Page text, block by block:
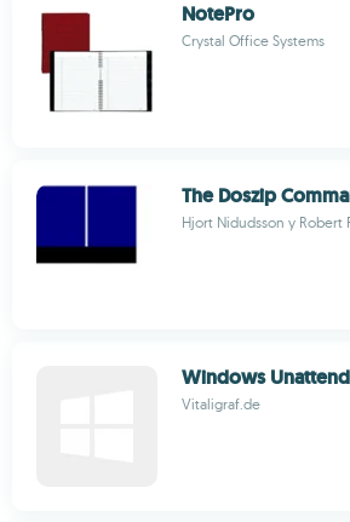
NotePro
Crystal Office Systems
The Doszip
Hjort Nidudsson y Robert
Windows
Vitaligraf.de